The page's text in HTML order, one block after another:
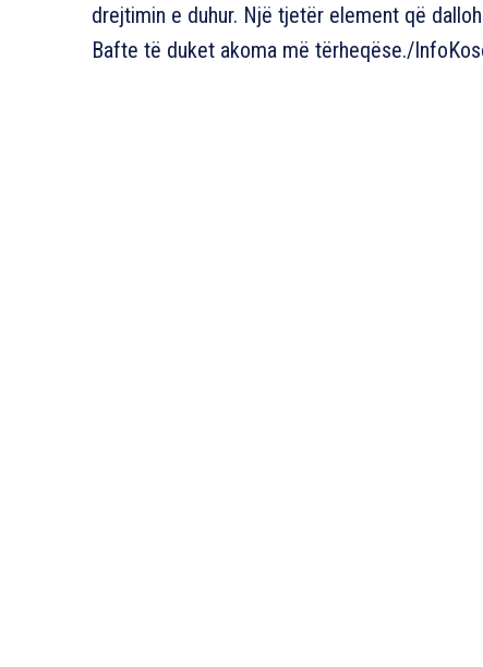
drejtimin e duhur. Një tjetër element që
Bafte të duket akoma më tërheqëse./